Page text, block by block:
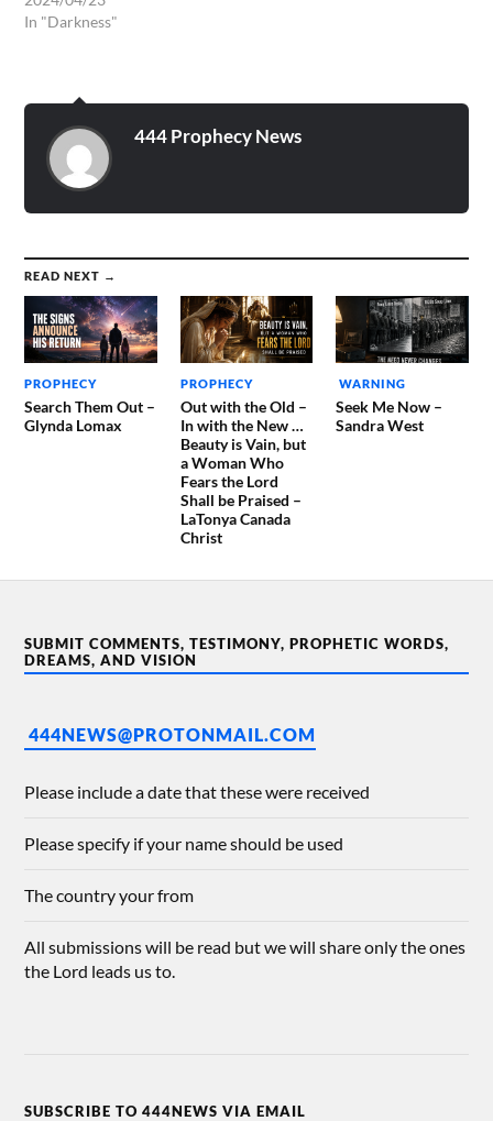
In "Darkness"
444 Prophecy News
READ NEXT →
PROPHECY
Search Them Out –
Glynda Lomax
PROPHECY
Out with the Old –
In with the New …
Beauty is Vain, but
a Woman Who
Fears the Lord
Shall be Praised –
LaTonya Canada
Christ
WARNING
Seek Me Now –
Sandra West
SUBMIT COMMENTS, TESTIMONY, PROPHETIC WORDS,
DREAMS, AND VISION
444NEWS@PROTONMAIL.COM
Please include a date that these were received
Please specify if your name should be used
The country your from
All submissions will be read but we will share only the ones
the Lord leads us to.
SUBSCRIBE TO 444NEWS VIA EMAIL